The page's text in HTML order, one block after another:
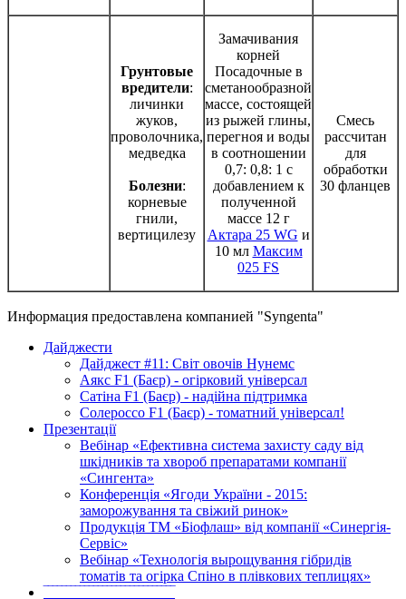
Грунтовые
вредители:
личинки
жуков,
проволочника,
медведка
Болезни:
корневые
гнили,
вертицилезу
Замачивания
корней
Посадочные в
сметанообразной
массе, состоящей
из рыжей глины,
перегноя и воды
в соотношении
0,7: 0,8: 1 с
добавлением к
полученной
массе 12 г
Актара 25 WG и
10 мл Максим
025 FS
Смесь
рассчитан
для
обработки
30 фланцев
Информация предоставлена компанией "Syngenta"
Дайджести
Дайджест #11: Світ овочів Нунемс
Аякс F1 (Баєр) - огірковий універсал
Сатіна F1 (Баєр) - надійна підтримка
Солероссо F1 (Баєр) - томатний універсал!
Презентації
Вебінар «Ефективна система захисту саду від
шкідників та хвороб препаратами компанії
«Сингента»
Конференція «Ягоди України - 2015:
заморожування та свіжий ринок»
Продукція ТМ «Біофлаш» від компанії «Синергія-
Сервіс»
Вебінар «Технологія вырощування гібридів
томатів та огірка Спіно в плівкових теплицях»